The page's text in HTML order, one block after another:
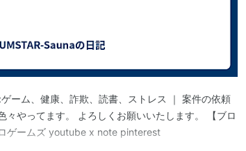
detail/ebnlmphodejhpeoplgojlbgcekfopfjo
が幅をきかせていた。過去3ヶ月間にPinterest
であった。
ーム、健康、詐欺、読書、ストレス ｜ 案件の依頼
々やってます。 よろしくお願いいたします。 【ブロ
ゲームズ youtube x note pinterest